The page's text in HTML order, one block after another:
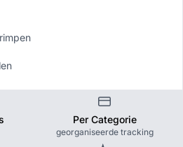
Per Categorie
georganiseerde tracking